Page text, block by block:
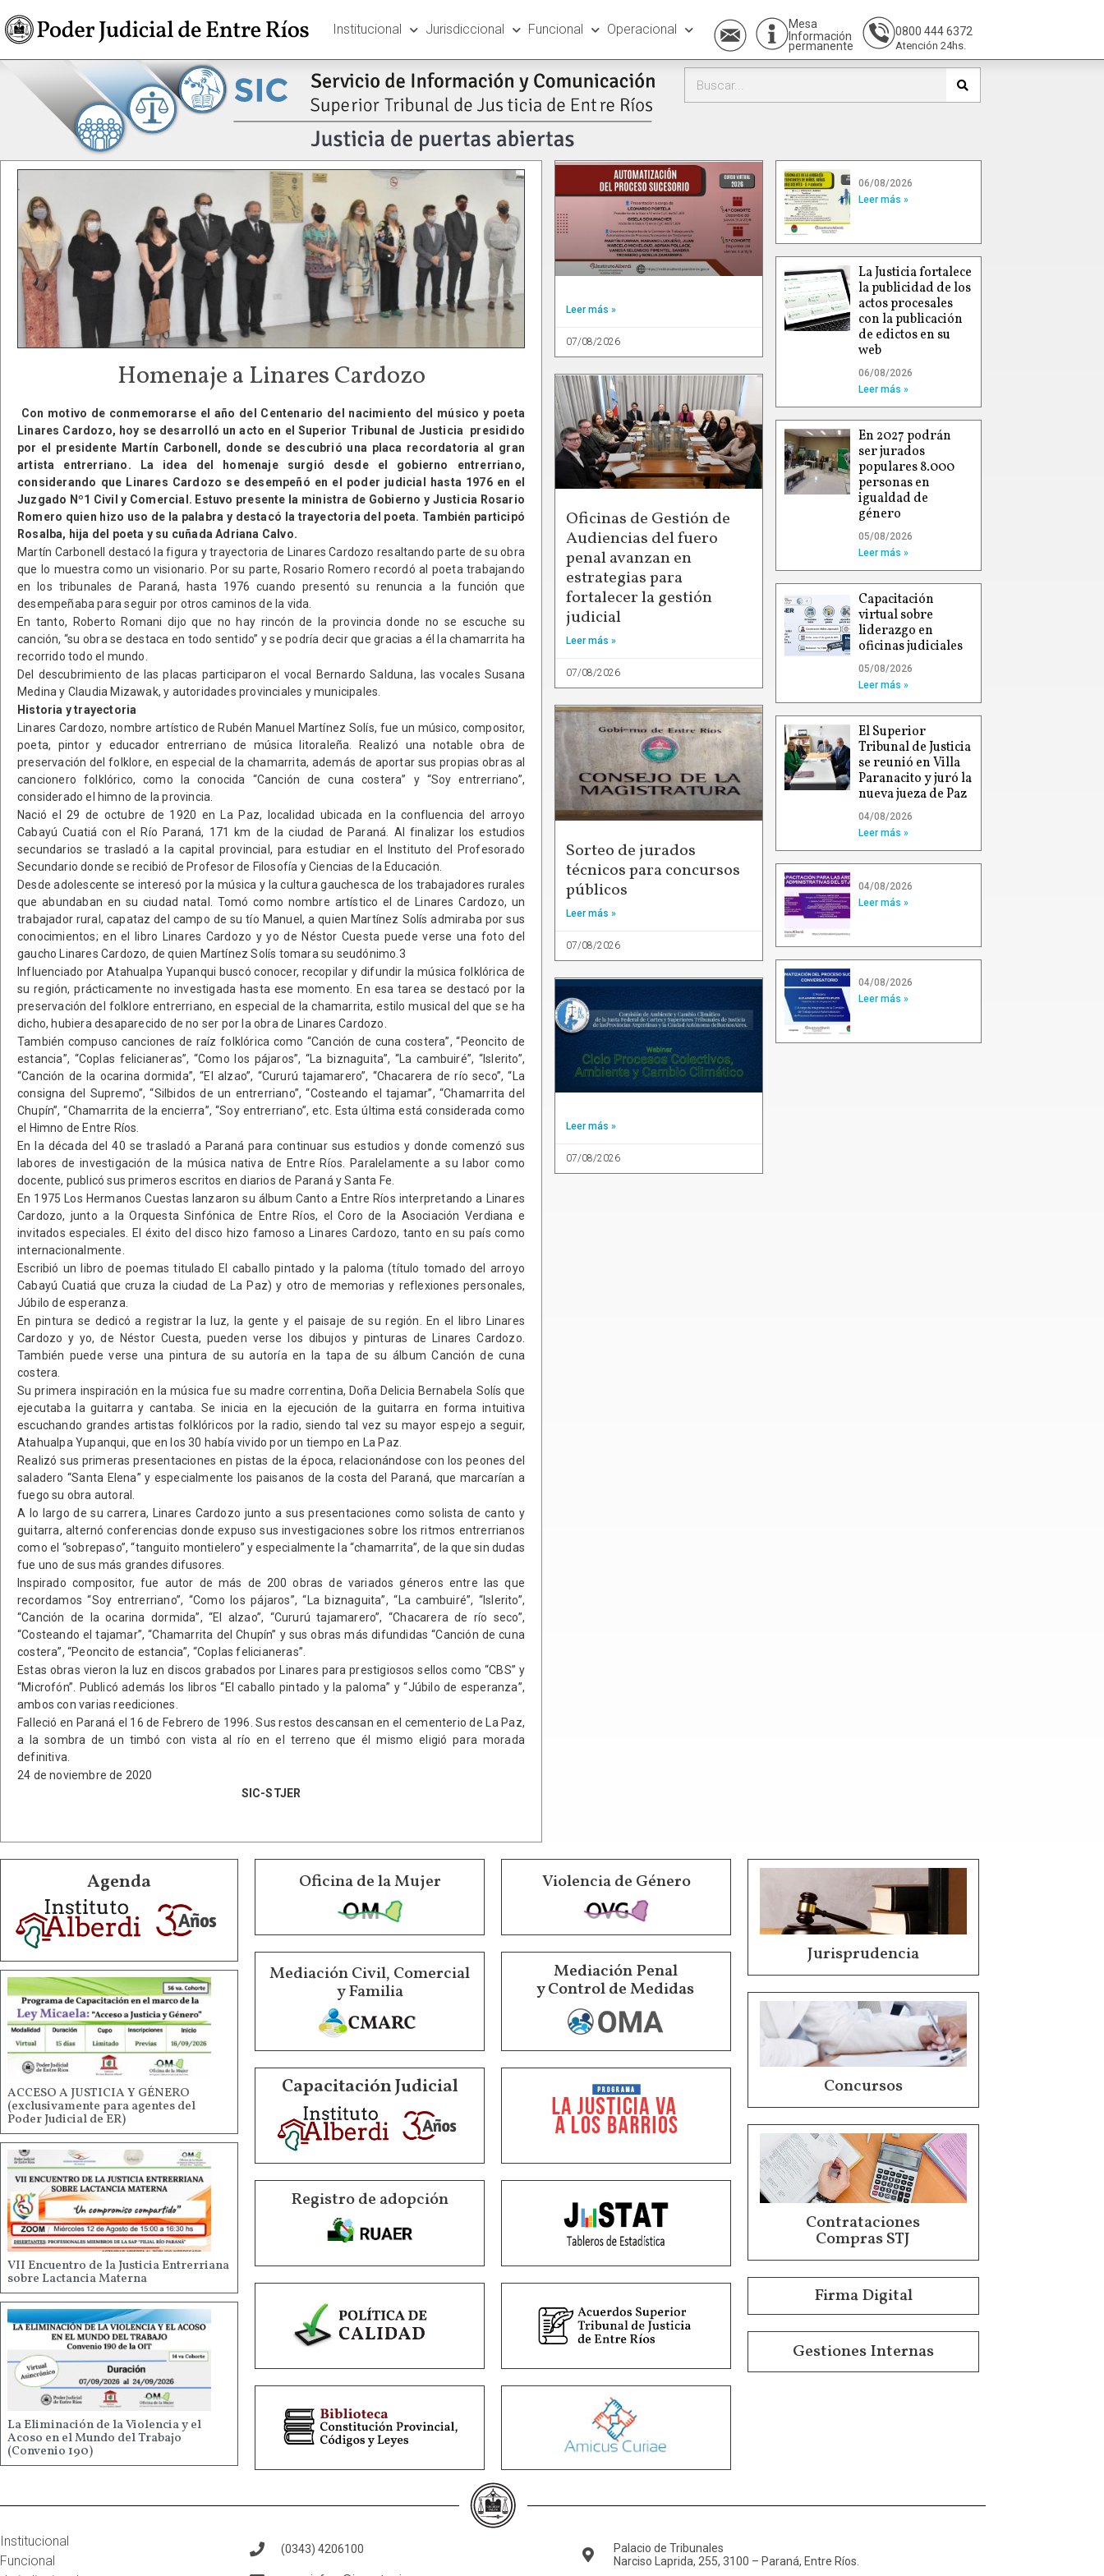
Institucional Jurisdiccional Funcional Operacional
Mesa
Información
permanente
0800 444 6372
Atención 24hs.
Homenaje a Linares Cardozo
Con motivo de conmemorarse el año del Centenario del nacimiento del músico y poeta
Linares Cardozo, hoy se desarrolló un acto en el Superior Tribunal de Justicia presidido
por el presidente Martín Carbonell, donde se descubrió una placa recordatoria al gran
artista entrerriano. La idea del homenaje surgió desde el gobierno entrerriano,
considerando que Linares Cardozo se desempeñó en el poder judicial hasta 1976 en el
Juzgado Nº1 Civil y Comercial. Estuvo presente la ministra de Gobierno y Justicia Rosario
Romero quien hizo uso de la palabra y destacó la trayectoria del poeta. También participó
Rosalba, hija del poeta y su cuñada Adriana Calvo.
Martín Carbonell destacó la figura y trayectoria de Linares Cardozo resaltando parte de su obra
que lo muestra como un visionario. Por su parte, Rosario Romero recordó al poeta trabajando
en los tribunales de Paraná, hasta 1976 cuando presentó su renuncia a la función que
desempeñaba para seguir por otros caminos de la vida.
En tanto, Roberto Romani dijo que no hay rincón de la provincia donde no se escuche su
canción, “su obra se destaca en todo sentido” y se podría decir que gracias a él la chamarrita ha
recorrido todo el mundo.
Del descubrimiento de las placas participaron el vocal Bernardo Salduna, las vocales Susana
Medina y Claudia Mizawak, y autoridades provinciales y municipales.
Historia y trayectoria
Linares Cardozo, nombre artístico de Rubén Manuel Martínez Solís, fue un músico, compositor,
poeta, pintor y educador entrerriano de música litoraleña. Realizó una notable obra de
preservación del folklore, en especial de la chamarrita, además de aportar sus propias obras al
cancionero folklórico, como la conocida “Canción de cuna costera” y “Soy entrerriano”,
considerado el himno de la provincia.
Nació el 29 de octubre de 1920 en La Paz, localidad ubicada en la confluencia del arroyo
Cabayú Cuatiá con el Río Paraná, 171 km de la ciudad de Paraná. Al finalizar los estudios
secundarios se trasladó a la capital provincial, para estudiar en el Instituto del Profesorado
Secundario donde se recibió de Profesor de Filosofía y Ciencias de la Educación.
Desde adolescente se interesó por la música y la cultura gauchesca de los trabajadores rurales
que abundaban en su ciudad natal. Tomó como nombre artístico el de Linares Cardozo, un
trabajador rural, capataz del campo de su tío Manuel, a quien Martínez Solís admiraba por sus
conocimientos; en el libro Linares Cardozo y yo de Néstor Cuesta puede verse una foto del
gaucho Linares Cardozo, de quien Martínez Solís tomara su seudónimo.3
Influenciado por Atahualpa Yupanqui buscó conocer, recopilar y difundir la música folklórica de
su región, prácticamente no investigada hasta ese momento. En esa tarea se destacó por la
preservación del folklore entrerriano, en especial de la chamarrita, estilo musical del que se ha
dicho, hubiera desaparecido de no ser por la obra de Linares Cardozo.
También compuso canciones de raíz folklórica como “Canción de cuna costera”, “Peoncito de
estancia”, “Coplas felicianeras”, “Como los pájaros”, “La biznaguita”, “La cambuiré”, “Islerito”,
“Canción de la ocarina dormida”, “El alzao”, “Cururú tajamarero”, “Chacarera de río seco”, “La
consigna del Supremo”, “Silbidos de un entrerriano”, “Costeando el tajamar”, “Chamarrita del
Chupín”, “Chamarrita de la encierra”, “Soy entrerriano”, etc. Esta última está considerada como
el Himno de Entre Ríos.
En la década del 40 se trasladó a Paraná para continuar sus estudios y donde comenzó sus
labores de investigación de la música nativa de Entre Ríos. Paralelamente a su labor como
docente, publicó sus primeros escritos en diarios de Paraná y Santa Fe.
En 1975 Los Hermanos Cuestas lanzaron su álbum Canto a Entre Ríos interpretando a Linares
Cardozo, junto a la Orquesta Sinfónica de Entre Ríos, el Coro de la Asociación Verdiana e
invitados especiales. El éxito del disco hizo famoso a Linares Cardozo, tanto en su país como
internacionalmente.
Escribió un libro de poemas titulado El caballo pintado y la paloma (título tomado del arroyo
Cabayú Cuatiá que cruza la ciudad de La Paz) y otro de memorias y reflexiones personales,
Júbilo de esperanza.
En pintura se dedicó a registrar la luz, la gente y el paisaje de su región. En el libro Linares
Cardozo y yo, de Néstor Cuesta, pueden verse los dibujos y pinturas de Linares Cardozo.
También puede verse una pintura de su autoría en la tapa de su álbum Canción de cuna
costera.
Su primera inspiración en la música fue su madre correntina, Doña Delicia Bernabela Solís que
ejecutaba la guitarra y cantaba. Se inicia en la ejecución de la guitarra en forma intuitiva
escuchando grandes artistas folklóricos por la radio, siendo tal vez su mayor espejo a seguir,
Atahualpa Yupanqui, que en los 30 había vivido por un tiempo en La Paz.
Realizó sus primeras presentaciones en pistas de la época, relacionándose con los peones del
saladero “Santa Elena” y especialmente los paisanos de la costa del Paraná, que marcarían a
fuego su obra autoral.
A lo largo de su carrera, Linares Cardozo junto a sus presentaciones como solista de canto y
guitarra, alternó conferencias donde expuso sus investigaciones sobre los ritmos entrerrianos
como el “sobrepaso”, “tanguito montielero” y especialmente la “chamarrita”, de la que sin dudas
fue uno de sus más grandes difusores.
Inspirado compositor, fue autor de más de 200 obras de variados géneros entre las que
recordamos “Soy entrerriano”, “Como los pájaros”, “La biznaguita”, “La cambuiré”, “Islerito”,
“Canción de la ocarina dormida”, “El alzao”, “Cururú tajamarero”, “Chacarera de río seco”,
“Costeando el tajamar”, “Chamarrita del Chupín” y sus obras más difundidas “Canción de cuna
costera”, “Peoncito de estancia”, “Coplas felicianeras”.
Estas obras vieron la luz en discos grabados por Linares para prestigiosos sellos como “CBS” y
“Microfón”. Publicó además los libros “El caballo pintado y la paloma” y “Júbilo de esperanza”,
ambos con varias reediciones.
Falleció en Paraná el 16 de Febrero de 1996. Sus restos descansan en el cementerio de La Paz,
a la sombra de un timbó con vista al río en el terreno que él mismo eligió para morada
definitiva.
24 de noviembre de 2020
SIC-STJER
Leer más »
07/08/2026
Oficinas de Gestión de
Audiencias del fuero
penal avanzan en
estrategias para
fortalecer la gestión
judicial
Leer más »
07/08/2026
Sorteo de jurados
técnicos para concursos
públicos
Leer más »
07/08/2026
Leer más »
07/08/2026
06/08/2026
Leer más »
La Justicia fortalece
la publicidad de los
actos procesales
con la publicación
de edictos en su
web
06/08/2026
Leer más »
En 2027 podrán
ser jurados
populares 8.000
personas en
igualdad de
género
05/08/2026
Leer más »
Capacitación
virtual sobre
liderazgo en
oficinas judiciales
05/08/2026
Leer más »
El Superior
Tribunal de Justicia
se reunió en Villa
Paranacito y juró la
nueva jueza de Paz
04/08/2026
Leer más »
04/08/2026
Leer más »
04/08/2026
Leer más »
Agenda
ACCESO A JUSTICIA Y GÉNERO
(exclusivamente para agentes del
Poder Judicial de ER)
VII Encuentro de la Justicia Entrerriana
sobre Lactancia Materna
La Eliminación de la Violencia y el
Acoso en el Mundo del Trabajo
(Convenio 190)
Oficina de la Mujer Violencia de Género
Mediación Civil, Comercial
y Familia
Mediación Penal
y Control de Medidas
Capacitación Judicial
Registro de adopción
Jurisprudencia
Concursos
Contrataciones
Compras STJ
Firma Digital
Gestiones Internas
Institucional
Funcional
(0343) 4206100
Palacio de Tribunales
Narciso Laprida, 255, 3100 – Paraná, Entre Ríos.